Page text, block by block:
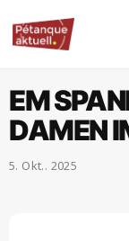
EM
DAMEN
5. Okt.. 2025